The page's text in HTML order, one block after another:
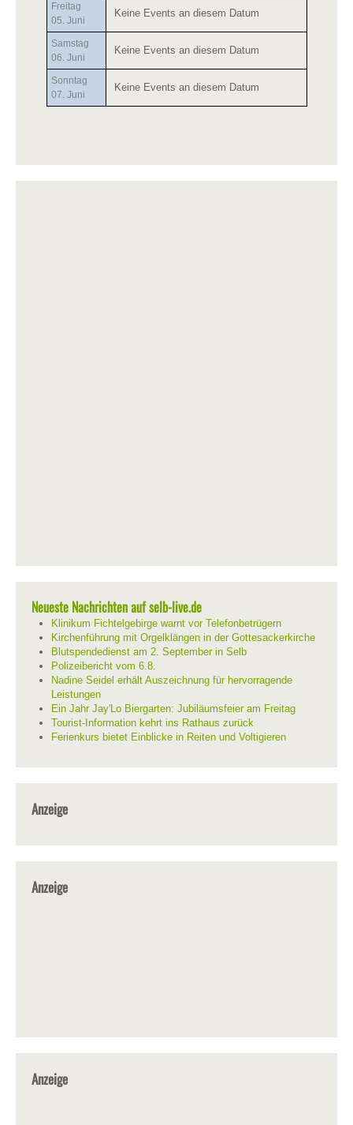
Freitag
05. Juni
Keine Events an diesem Datum
Samstag
06. Juni
Keine Events an diesem Datum
Sonntag
07. Juni
Keine Events an diesem Datum
Neueste Nachrichten auf selb-live.de
Klinikum Fichtelgebirge warnt vor Telefonbetrügern
Kirchenführung mit Orgelklängen in der Gottesackerkirche
Blutspendedienst am 2. September in Selb
Polizeibericht vom 6.8.
Nadine Seidel erhält Auszeichnung für hervorragende
Leistungen
Ein Jahr Jay'Lo Biergarten: Jubiläumsfeier am Freitag
Tourist-Information kehrt ins Rathaus zurück
Ferienkurs bietet Einblicke in Reiten und Voltigieren
Anzeige
Anzeige
Anzeige